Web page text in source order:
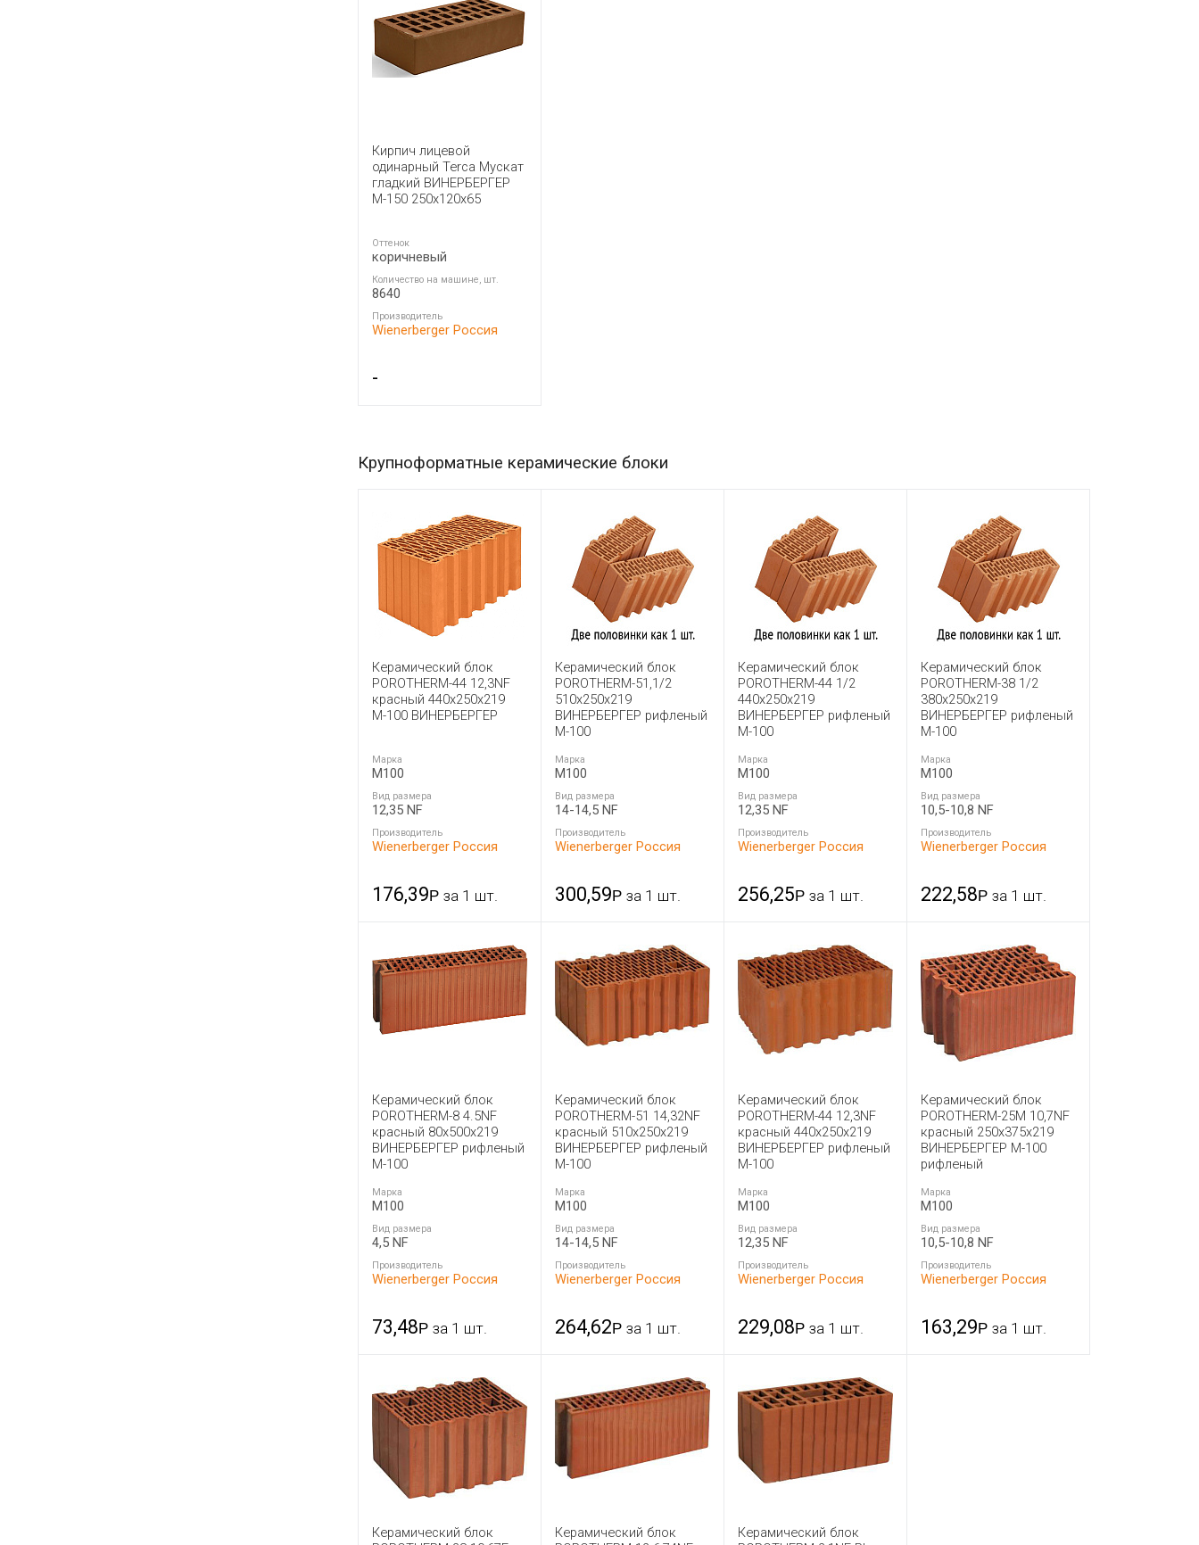
Кирпич лицевой
одинарный Terca Мускат
гладкий ВИНЕРБЕРГЕР
М-150 250x120x65
Оттенок
коричневый
Количество на машине, шт.
8640
Производитель
Wienerberger Россия
-
Крупноформатные керамические блоки
Керамический блок
POROTHERM-44 12,3NF
красный 440x250x219
М-100 ВИНЕРБЕРГЕР
Марка
M100
Вид размера
12,35 NF
Производитель
Wienerberger Россия
176,39Р за 1 шт.
Керамический блок
POROTHERM-51,1/2
510x250x219
ВИНЕРБЕРГЕР рифленый
М-100
Марка
M100
Вид размера
14-14,5 NF
Производитель
Wienerberger Россия
300,59Р за 1 шт.
Керамический блок
POROTHERM-44 1/2
440x250x219
ВИНЕРБЕРГЕР рифленый
М-100
Марка
M100
Вид размера
12,35 NF
Производитель
Wienerberger Россия
256,25Р за 1 шт.
Керамический блок
POROTHERM-38 1/2
380x250x219
ВИНЕРБЕРГЕР рифленый
М-100
Марка
M100
Вид размера
10,5-10,8 NF
Производитель
Wienerberger Россия
222,58Р за 1 шт.
Керамический блок
POROTHERM-8 4.5NF
красный 80x500x219
ВИНЕРБЕРГЕР рифленый
М-100
Марка
M100
Вид размера
4,5 NF
Производитель
Wienerberger Россия
73,48Р за 1 шт.
Керамический блок
POROTHERM-51 14,32NF
красный 510x250x219
ВИНЕРБЕРГЕР рифленый
М-100
Марка
M100
Вид размера
14-14,5 NF
Производитель
Wienerberger Россия
264,62Р за 1 шт.
Керамический блок
POROTHERM-44 12,3NF
красный 440x250x219
ВИНЕРБЕРГЕР рифленый
М-100
Марка
M100
Вид размера
12,35 NF
Производитель
Wienerberger Россия
229,08Р за 1 шт.
Керамический блок
POROTHERM-25М 10,7NF
красный 250x375x219
ВИНЕРБЕРГЕР М-100
рифленый
Марка
M100
Вид размера
10,5-10,8 NF
Производитель
Wienerberger Россия
163,29Р за 1 шт.
Керамический блок
Керамический блок
Керамический блок